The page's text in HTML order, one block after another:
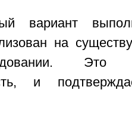
вариант
на
Это
и